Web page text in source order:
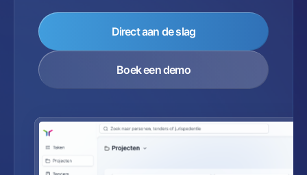
Direct aan de slag
Boek een demo